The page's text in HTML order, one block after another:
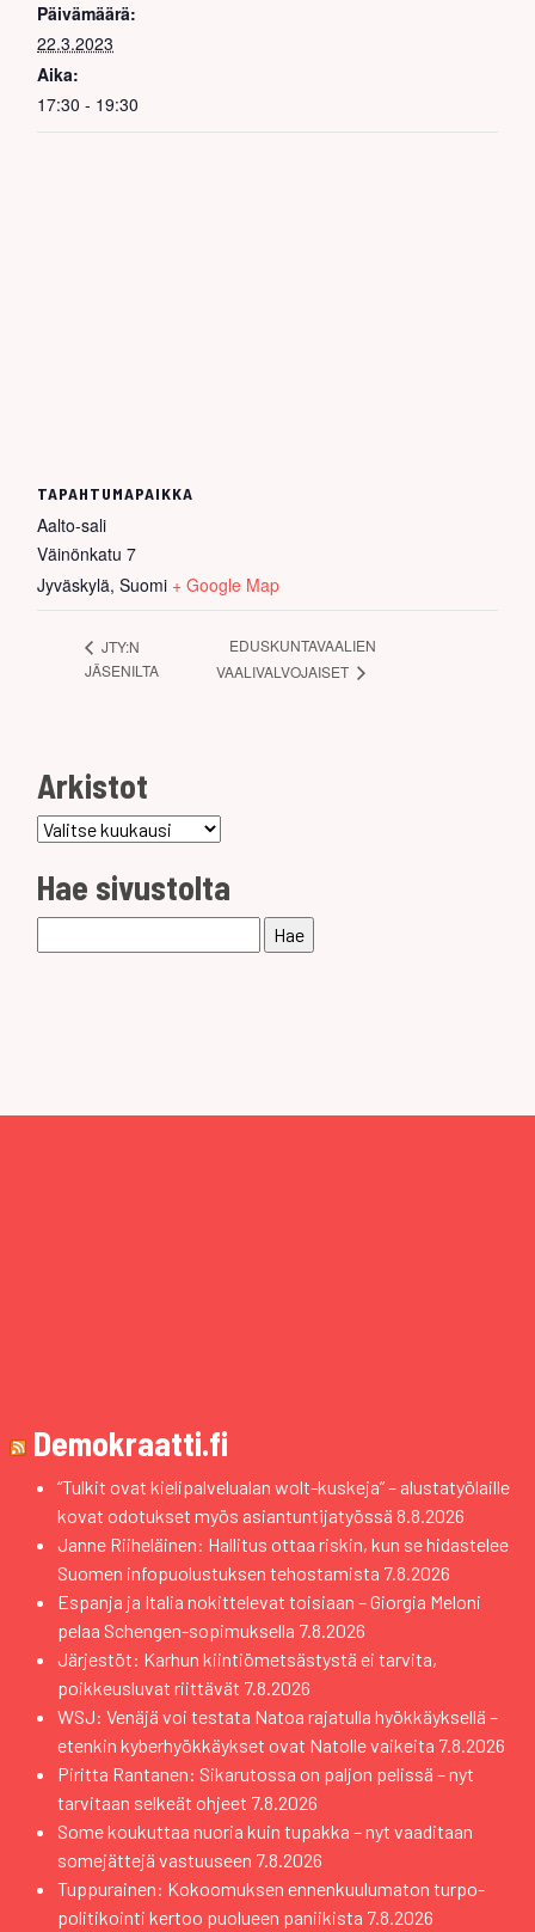
Päivämäärä:
22.3.2023
Aika:
17:30 - 19:30
TAPAHTUMAPAIKKA
Aalto-sali
Väinönkatu 7
Jyväskylä, Suomi + Google Map
JTY:N
JÄSENILTA
EDUSKUNTAVAALIEN
VAALIVALVOJAISET
Arkistot
Arkistot
Hae sivustolta
Demokraatti.fi
“Tulkit ovat kielipalvelualan wolt-kuskeja” – alustatyölaille
kovat odotukset myös asiantuntijatyössä 8.8.2026
Janne Riiheläinen: Hallitus ottaa riskin, kun se hidastelee
Suomen infopuolustuksen tehostamista 7.8.2026
Espanja ja Italia nokittelevat toisiaan – Giorgia Meloni
pelaa Schengen-sopimuksella 7.8.2026
Järjestöt: Karhun kiintiömetsästystä ei tarvita,
poikkeusluvat riittävät 7.8.2026
WSJ: Venäjä voi testata Natoa rajatulla hyökkäyksellä –
etenkin kyberhyökkäykset ovat Natolle vaikeita 7.8.2026
Piritta Rantanen: Sikarutossa on paljon pelissä – nyt
tarvitaan selkeät ohjeet 7.8.2026
Some koukuttaa nuoria kuin tupakka – nyt vaaditaan
somejättejä vastuuseen 7.8.2026
Tuppurainen: Kokoomuksen ennenkuulumaton turpo-
politikointi kertoo puolueen paniikista 7.8.2026